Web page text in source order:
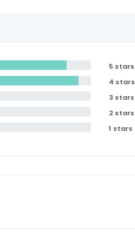
5 stars
4 stars
3 stars
2 stars
1 stars